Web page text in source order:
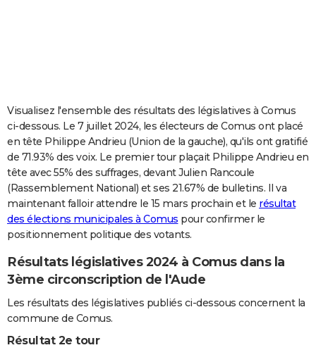
Carte de Noël
Carte Bonne année
Carte Saint-Valentin
Carte Pâques
Carte d'anniversaire
DICTIONNAIRE
Dictionnaire
Biographies
Citations
Expressions
Proverbes
PROGRAMME TV
COPAINS D'AVANT
S'inscrire
Se connecter
Lycées
Collèges
Primaires
Universités
Entreprises
Service militaire
Avis de recherche
AVIS DE DÉCÈS
Visualisez l'ensemble des résultats des législatives à Comus
ci-dessous. Le 7 juillet 2024, les électeurs de Comus ont placé
en tête Philippe Andrieu (Union de la gauche), qu'ils ont gratifié
de 71.93% des voix. Le premier tour plaçait Philippe Andrieu en
tête avec 55% des suffrages, devant Julien Rancoule
(Rassemblement National) et ses 21.67% de bulletins. Il va
maintenant falloir attendre le 15 mars prochain et le résultat
des élections municipales à Comus pour confirmer le
positionnement politique des votants.
Résultats législatives 2024 à Comus dans la
3ème circonscription de l'Aude
Les résultats des législatives publiés ci-dessous concernent la
commune de Comus.
Résultat 2e tour